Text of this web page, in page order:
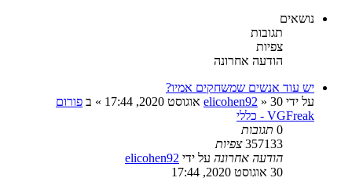
נושאים
תגובות
צפיות
הודעה אחרונה
יש עוד אנשים שמשחקים אמיו?
על ידי
elicohen92 » 30 אוגוסט 2020, 17:44 » ב פורום
VGFreak - כללי
0 תגובות
357133 צפיות
הודעה אחרונה על ידי elicohen92
30 אוגוסט 2020, 17:44